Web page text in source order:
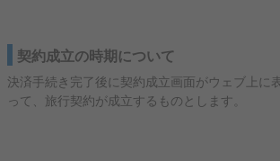
契約成立の時期について
決済手続き完了後に契約成立画面がウェブ上に
って、旅行契約が成立するものとします。